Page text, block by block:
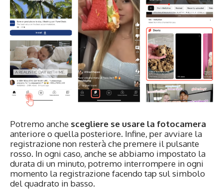
Potremo anche scegliere se usare la fotocamera
anteriore o quella posteriore. Infine, per avviare la
registrazione non resterà che premere il pulsante
rosso. In ogni caso, anche se abbiamo impostato la
durata di un minuto, potremo interrompere in ogni
momento la registrazione facendo tap sul simbolo
del quadrato in basso.